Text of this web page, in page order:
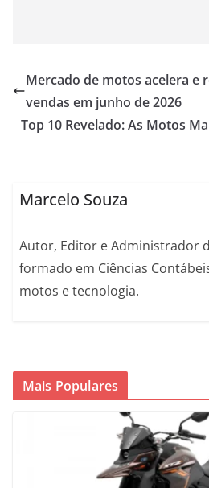
Mercado de motos acelera e
vendas em junho de 2026
Top 10 Revelado: As Motos
Marcelo Souza
Autor, Editor e Administrador
formado em Ciências
motos e tecnologia.
Mais Populares